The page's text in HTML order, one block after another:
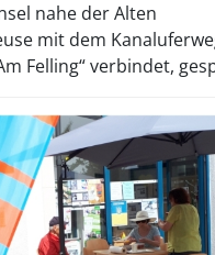
nahe der Alten
mit dem
Felling“ verbindet,